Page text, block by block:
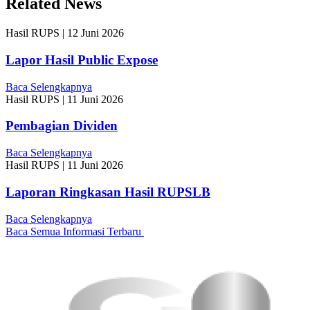
Related News
Hasil RUPS | 12 Juni 2026
Lapor Hasil Public Expose
Baca Selengkapnya
Hasil RUPS | 11 Juni 2026
Pembagian Dividen
Baca Selengkapnya
Hasil RUPS | 11 Juni 2026
Laporan Ringkasan Hasil RUPSLB
Baca Selengkapnya
Baca Semua Informasi Terbaru